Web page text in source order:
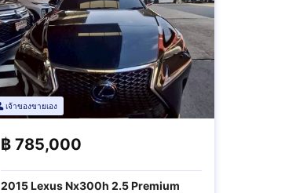
เจ้าของขายเอง
฿ 785,000
2015 Lexus Nx300h 2.5 Premium